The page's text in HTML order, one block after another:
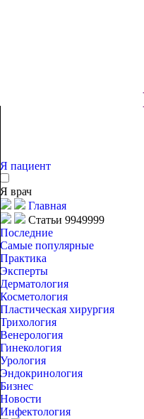
Я пациент
Я врач
Главная
Статьи 9949999
Последние
Самые популярные
Практика
Эксперты
Дерматология
Косметология
Пластическая хирургия
Трихология
Венерология
Гинекология
Урология
Эндокринология
Бизнес
Новости
Инфектология